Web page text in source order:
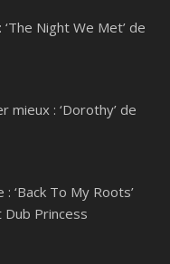
Night We Met’ de
mieux : ‘Dorothy’ de
‘Back To My Roots’
Princess